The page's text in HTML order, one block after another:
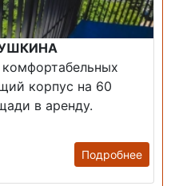
корпус на 60
в аренду.
Подробнее